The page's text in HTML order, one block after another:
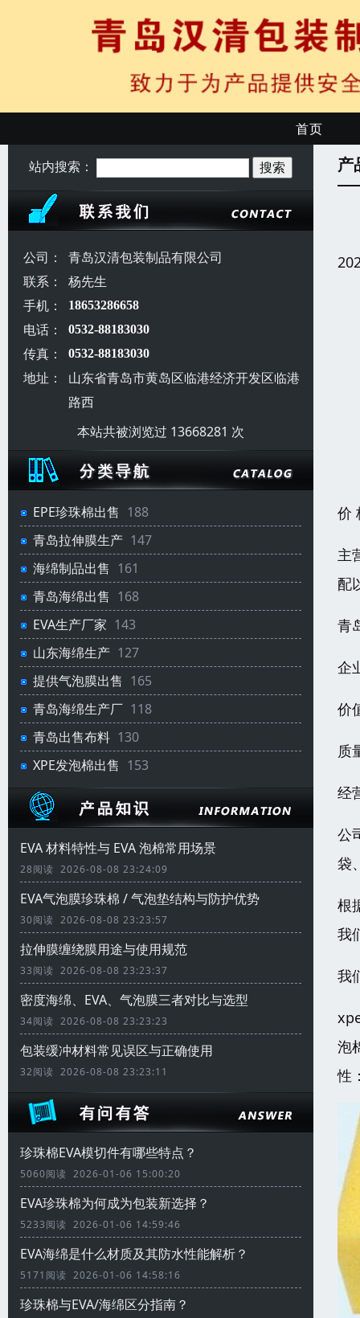
首页
站内搜索：
公司：
青岛汉清包装制品有限公司
联系：
杨先生
手机：
18653286658
电话： 0532-88183030
传真： 0532-88183030
地址：
山东省青岛市黄岛区临港经济开发区临港
路西
本站共被浏览过 13668281 次
EPE珍珠棉出售 188
青岛拉伸膜生产 147
海绵制品出售 161
青岛海绵出售 168
EVA生产厂家 143
山东海绵生产 127
提供气泡膜出售 165
青岛海绵生产厂 118
青岛出售布料 130
XPE发泡棉出售 153
EVA 材料特性与 EVA 泡棉常用场景
28阅读 2026-08-08 23:24:09
EVA气泡膜珍珠棉 / 气泡垫结构与防护优势
30阅读 2026-08-08 23:23:57
拉伸膜缠绕膜用途与使用规范
33阅读 2026-08-08 23:23:37
密度海绵、EVA、气泡膜三者对比与选型
34阅读 2026-08-08 23:23:23
包装缓冲材料常见误区与正确使用
32阅读 2026-08-08 23:23:11
珍珠棉EVA模切件有哪些特点？
5060阅读 2026-01-06 15:00:20
EVA珍珠棉为何成为包装新选择？
5233阅读 2026-01-06 14:59:46
EVA海绵是什么材质及其防水性能解析？
5171阅读 2026-01-06 14:58:16
珍珠棉与EVA/海绵区分指南？
产
价
主
配
青
企
价
质
经
公
袋
根
我
我
泡
性